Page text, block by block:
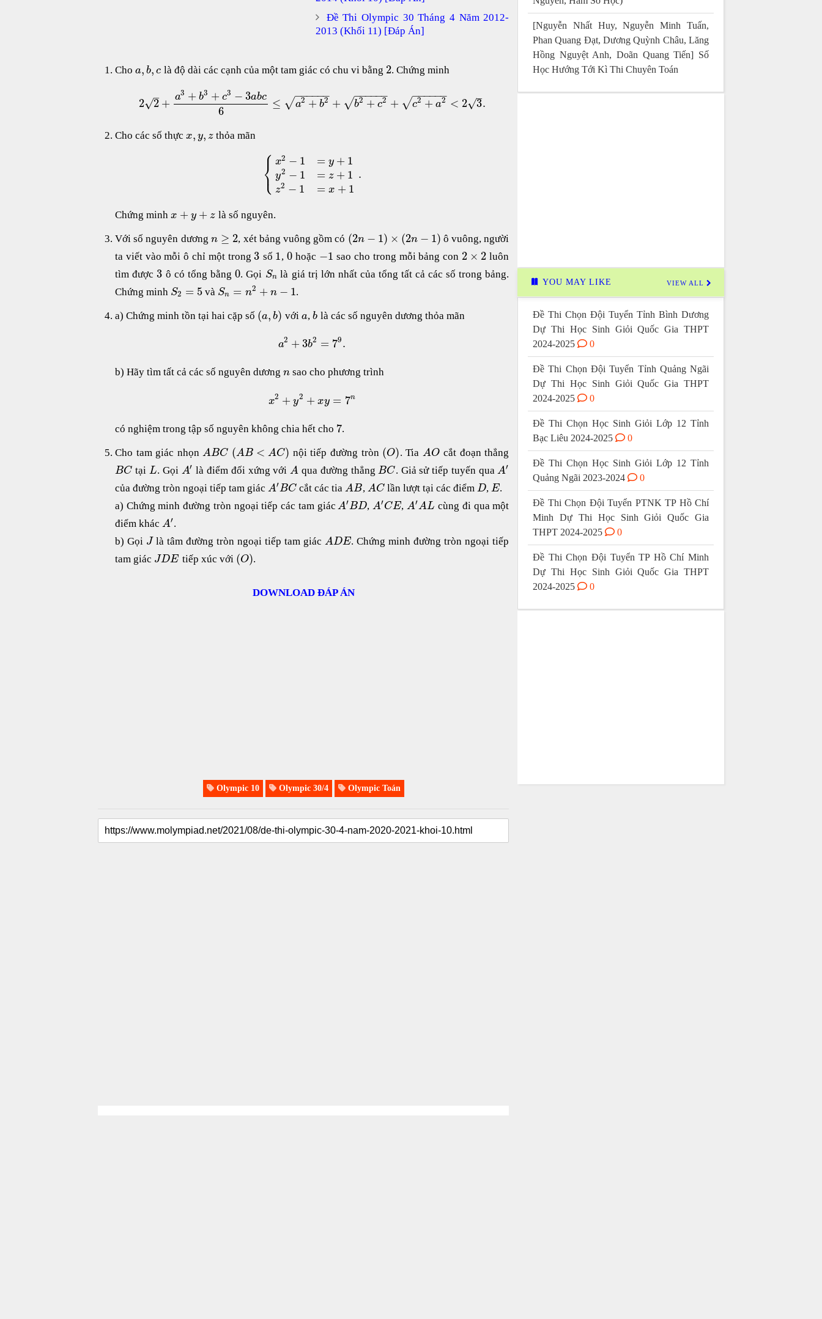
Đề Thi Olympic 30 Tháng 4 Năm 2012-
2013 (Khối 11) [Đáp Án]
Cho a, b, c là độ dài các cạnh của một tam giác có chu vi bằng 2. Chứng minh
2 2
–
√ + a3 + b3 + c3 − 3abc
6
≤ a2 + b2
− −
−−−−
√ + b2 + c2
− −
−−−−
√ + c2 + a2
− −
−−−−
√ < 2 3
–
√ .
Cho các số thực x, y, z thỏa mãn
⎧
⎩
⎨ x2 − 1
y2 − 1
z2 − 1
= y + 1
= z + 1
= x + 1
.
Chứng minh x + y + z là số nguyên.
Với số nguyên dương n ≥ 2, xét bảng vuông gồm có (2n − 1) × (2n − 1) ô vuông, người
ta viết vào mỗi ô chỉ một trong3 số 1, 0 hoặc −1 sao cho trong mỗi bảng con 2 × 2 luôn
tìm được3 ô có tổng bằng 0. Gọi Sn là giá trị lớn nhất của tổng tất cả các số trong bảng.
Chứng minh S2 = 5và Sn = n2 + n − 1.
a) Chứng minh tồn tại hai cặp số (a, b) với a,b là các số nguyên dương thỏa mãn
a2 + 3b2 = 79.
b) Hãy tìm tất cả các số nguyên dương n sao cho phương trình
x2 + y2 + xy = 7n
có nghiệm trong tập số nguyên không chia hết cho 7.
Cho tam giác nhọn ABC (AB < AC) nội tiếp đường tròn (O). Tia AO cắt đoạn thẳng
BC tại L. Gọi A′ là điểm đối xứng vớiA qua đường thẳngBC. Giả sử tiếp tuyến quaA′
của đường tròn ngoại tiếp tam giác A′BC cắt các tiaAB, AClần lượt tại các điểm D,E.
a) Chứng minh đường tròn ngoại tiếp các tam giácA′BD,A′CE,A′AL cùng đi qua một
điểm khác A′.
b) Gọi Jlà tâm đường tròn ngoại tiếp tam giácADE. Chứng minh đường tròn ngoại tiếp
tam giác JDE tiếp xúc với (O).
DOWNLOAD ĐÁP ÁN
Olympic 10 Olympic 30/4 Olympic Toán
[Nguyễn Nhất Huy, Nguyễn Minh Tuấn,
Phan Quang Đạt, Dương Quỳnh Châu, Lăng
Hồng Nguyệt Anh, Doãn Quang Tiến] Số
Học Hướng Tới Kì Thi Chuyên Toán
YOU MAY LIKE VIEW ALL
Đề Thi Chọn Đội Tuyển Tỉnh Bình Dương
Dự Thi Học Sinh Giỏi Quốc Gia THPT
2024-2025
0
Đề Thi Chọn Đội Tuyển Tỉnh Quảng Ngãi
Dự Thi Học Sinh Giỏi Quốc Gia THPT
2024-2025
0
Đề Thi Chọn Học Sinh Giỏi Lớp 12 Tỉnh
Bạc Liêu 2024-2025
0
Đề Thi Chọn Học Sinh Giỏi Lớp 12 Tỉnh
Quảng Ngãi 2023-2024
0
Đề Thi Chọn Đội Tuyển PTNK TP Hồ Chí
Minh Dự Thi Học Sinh Giỏi Quốc Gia
THPT 2024-2025
0
Đề Thi Chọn Đội Tuyển TP Hồ Chí Minh
Dự Thi Học Sinh Giỏi Quốc Gia THPT
2024-2025
0